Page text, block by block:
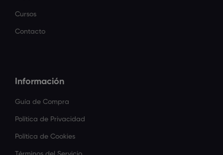
Cursos
Contacto
Información
Guía de Compra
Política de Privacidad
Política de Cookies